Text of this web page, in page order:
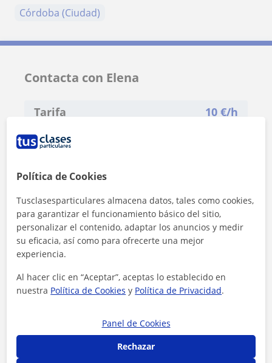
Córdoba (Ciudad)
Contacta con Elena
Tarifa 10 €/h
1ª clase gratis
Al hacer clic, aceptas nuestroaviso legal
Política de Cookies
Tusclasesparticulares almacena datos, tales como cookies,
para garantizar el funcionamiento básico del sitio,
personalizar el contenido, adaptar los anuncios y medir
su eficacia, así como para ofrecerte una mejor
experiencia.
Al hacer clic en “Aceptar”, aceptas lo establecido en
nuestra Política de Cookies y Política de Privacidad.
Panel de Cookies
Rechazar